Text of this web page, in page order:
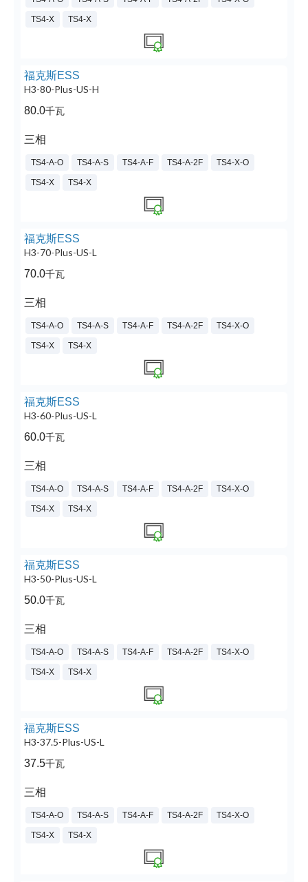
TS4-X TS4-X
福克斯ESS
H3-80-Plus-US-H
80.0千瓦
三相
TS4-A-O TS4-A-S TS4-A-F TS4-A-2F TS4-X-O
TS4-X TS4-X
福克斯ESS
H3-70-Plus-US-L
70.0千瓦
三相
TS4-A-O TS4-A-S TS4-A-F TS4-A-2F TS4-X-O
TS4-X TS4-X
福克斯ESS
H3-60-Plus-US-L
60.0千瓦
三相
TS4-A-O TS4-A-S TS4-A-F TS4-A-2F TS4-X-O
TS4-X TS4-X
福克斯ESS
H3-50-Plus-US-L
50.0千瓦
三相
TS4-A-O TS4-A-S TS4-A-F TS4-A-2F TS4-X-O
TS4-X TS4-X
福克斯ESS
H3-37.5-Plus-US-L
37.5千瓦
三相
TS4-A-O TS4-A-S TS4-A-F TS4-A-2F TS4-X-O
TS4-X TS4-X